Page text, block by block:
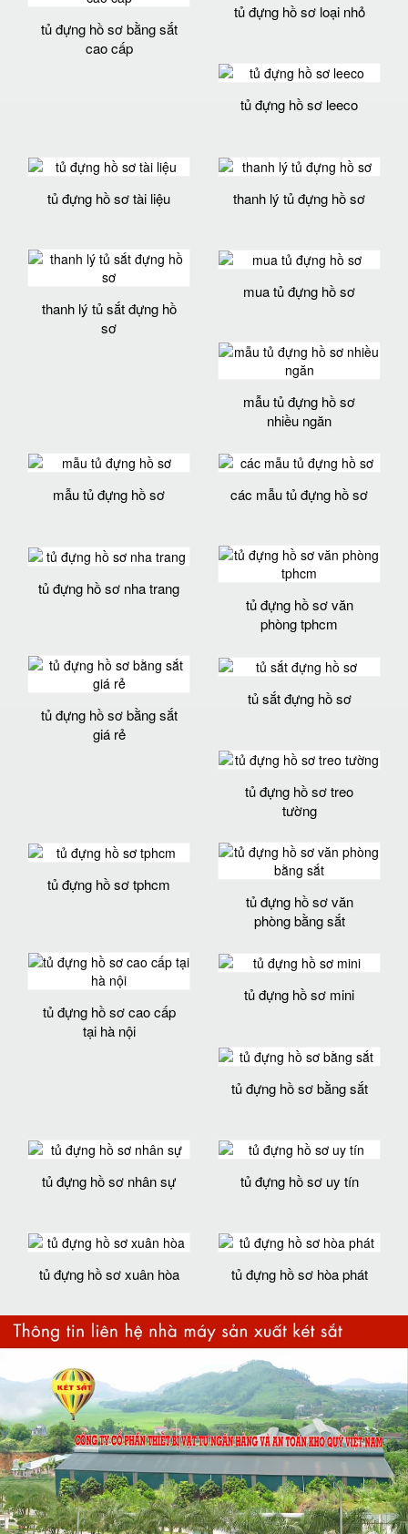
tủ đựng hồ sơ bằng sắt
cao cấp
tủ đựng hồ sơ loại nhỏ
tủ đựng hồ sơ leeco
tủ đựng hồ sơ tài liệu thanh lý tủ đựng hồ sơ
thanh lý tủ sắt đựng hồ
sơ
mua tủ đựng hồ sơ
mẫu tủ đựng hồ sơ
nhiều ngăn
mẫu tủ đựng hồ sơ các mẫu tủ đựng hồ sơ
tủ đựng hồ sơ nha trang
tủ đựng hồ sơ văn
phòng tphcm
tủ đựng hồ sơ bằng sắt
giá rẻ
tủ sắt đựng hồ sơ
tủ đựng hồ sơ treo
tường
tủ đựng hồ sơ tphcm
tủ đựng hồ sơ văn
phòng bằng sắt
tủ đựng hồ sơ cao cấp
tại hà nội
tủ đựng hồ sơ mini
tủ đựng hồ sơ bằng sắt
tủ đựng hồ sơ nhân sự tủ đựng hồ sơ uy tín
tủ đựng hồ sơ xuân hòa tủ đựng hồ sơ hòa phát